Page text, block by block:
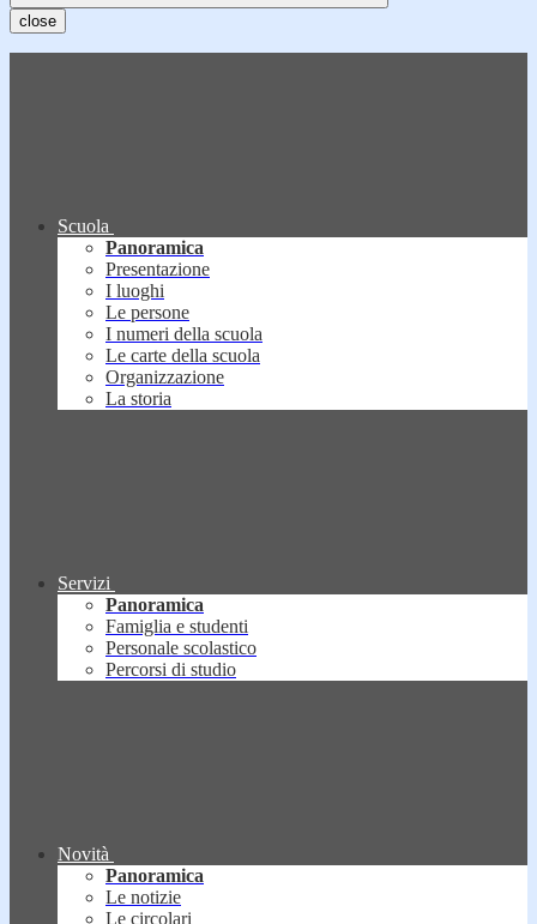
close
Scuola
Panoramica
Presentazione
I luoghi
Le persone
I numeri della scuola
Le carte della scuola
Organizzazione
La storia
Servizi
Panoramica
Famiglia e studenti
Personale scolastico
Percorsi di studio
Novità
Panoramica
Le notizie
Le circolari